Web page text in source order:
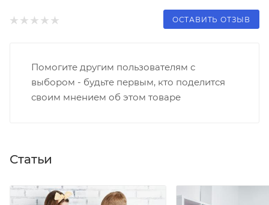
ОСТАВИТЬ ОТЗЫВ
Помогите другим пользователям с
выбором - будьте первым, кто поделится
своим мнением об этом товаре
Статьи